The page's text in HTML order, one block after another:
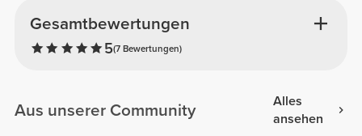
Gesamtbewertungen
5(7 Bewertungen)
Aus unserer Community
Alles
ansehen